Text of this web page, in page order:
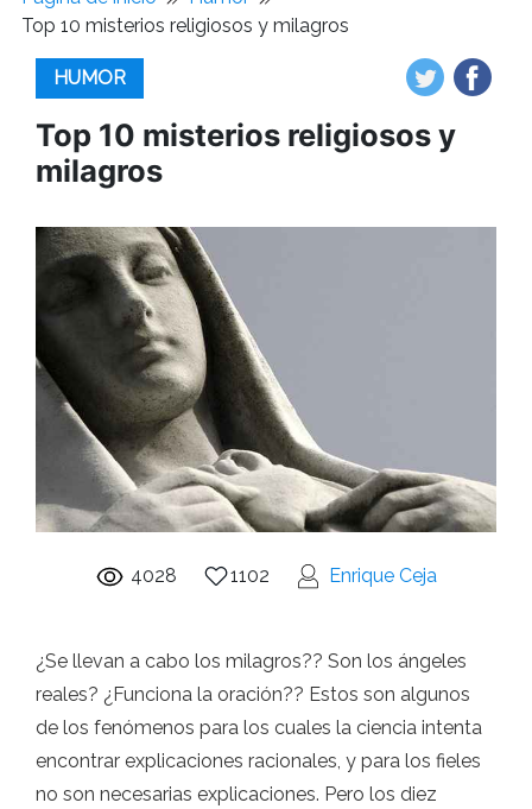
Top 10 misterios religiosos y milagros
HUMOR
Top 10 misterios religiosos y
milagros
4028 1102 Enrique Ceja
¿Se llevan a cabo los milagros?? Son los ángeles
reales? ¿Funciona la oración?? Estos son algunos
de los fenómenos para los cuales la ciencia intenta
encontrar explicaciones racionales, y para los fieles
no son necesarias explicaciones. Pero los diez